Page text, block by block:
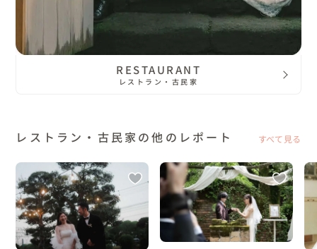
RESTAURANT
レストラン・古民家
レストラン・古民家の他のレポート すべて見る